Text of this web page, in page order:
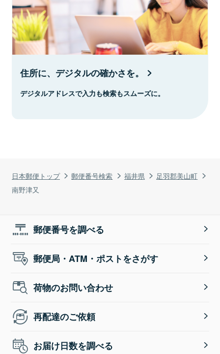
日本郵便トップ 郵便番号検索 福井県
足羽郡美山町
南野津又
住所に、デジタルの確かさを。
デジタルアドレスで入力も検索もスムーズに。
郵便番号を調べる
郵便局・ATM・ポストをさがす
荷物のお問い合わせ
再配達のご依頼
お届け日数を調べる